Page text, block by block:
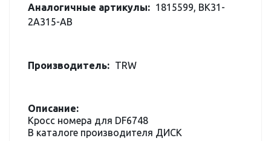
Аналогичные артикулы: 1815599, BK31-
2A315-AB
Производитель: TRW
Описание:
Кросс номера для DF6748
В каталоге производителя ДИСК